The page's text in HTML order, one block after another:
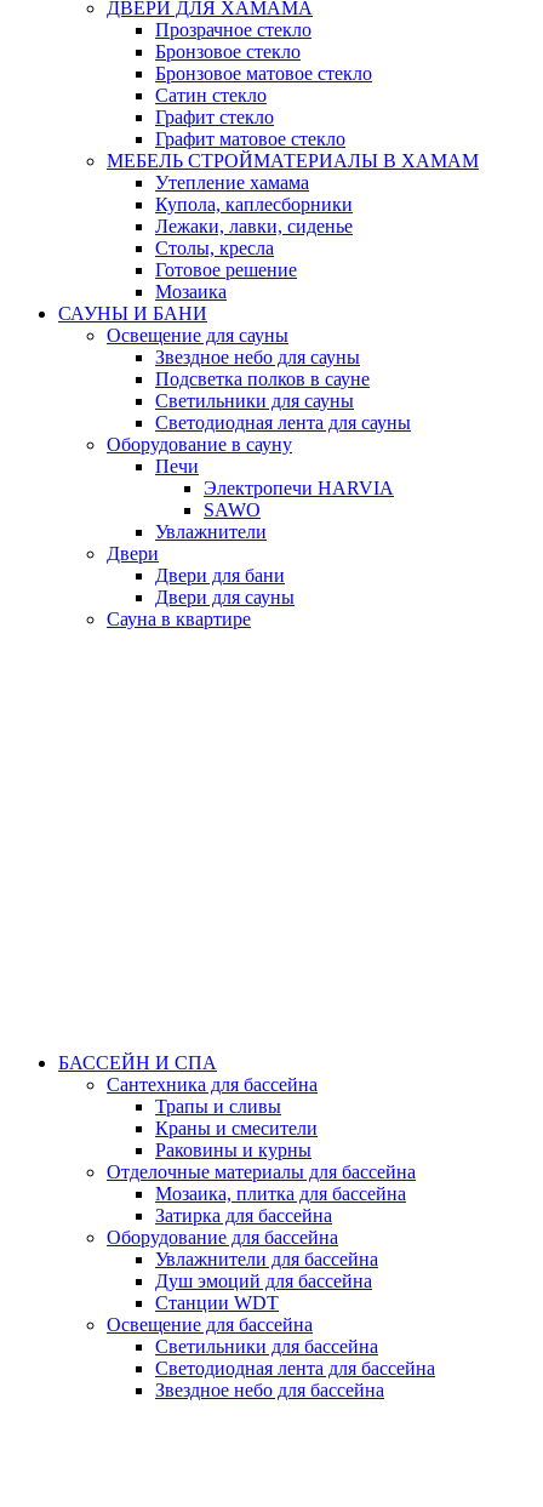
ДВЕРИ ДЛЯ ХАМАМА
Прозрачное стекло
Бронзовое стекло
Бронзовое матовое стекло
Сатин стекло
Графит стекло
Графит матовое стекло
МЕБЕЛЬ СТРОЙМАТЕРИАЛЫ В ХАМАМ
Утепление хамама
Купола, каплесборники
Лежаки, лавки, сиденье
Столы, кресла
Готовое решение
Мозаика
САУНЫ И БАНИ
Освещение для сауны
Звездное небо для сауны
Подсветка полков в сауне
Светильники для сауны
Светодиодная лента для сауны
Оборудование в сауну
Печи
Электропечи HARVIA
SAWO
Увлажнители
Двери
Двери для бани
Двери для сауны
Сауна в квартире
БАССЕЙН И СПА
Сантехника для бассейна
Трапы и сливы
Краны и смесители
Раковины и курны
Отделочные материалы для бассейна
Мозаика, плитка для бассейна
Затирка для бассейна
Оборудование для бассейна
Увлажнители для бассейна
Душ эмоций для бассейна
Станции WDT
Освещение для бассейна
Светильники для бассейна
Светодиодная лента для бассейна
Звездное небо для бассейна